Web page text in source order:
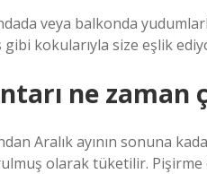
veya balkonda
kokularıyla size eşlik
ne zaman
Aralık ayının sonuna
olarak tüketilir. Pişirme